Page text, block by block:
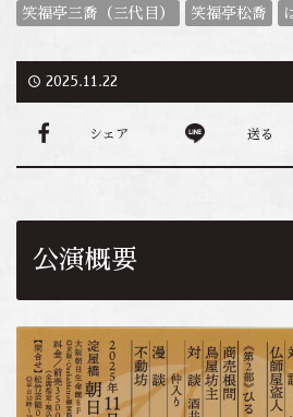
笑福亭三喬（三代目） 笑福亭松喬
access_time 2025.11.22
シェア 送る
公演概要